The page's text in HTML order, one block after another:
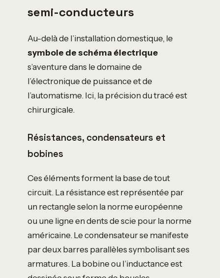
semi-conducteurs
Au-delà de l’installation domestique, le
symbole de schéma électrique
s’aventure dans le domaine de
l’électronique de puissance et de
l’automatisme. Ici, la précision du tracé est
chirurgicale.
Résistances, condensateurs et
bobines
Ces éléments forment la base de tout
circuit. La résistance est représentée par
un rectangle selon la norme européenne
ou une ligne en dents de scie pour la norme
américaine. Le condensateur se manifeste
par deux barres parallèles symbolisant ses
armatures. La bobine ou l’inductance est